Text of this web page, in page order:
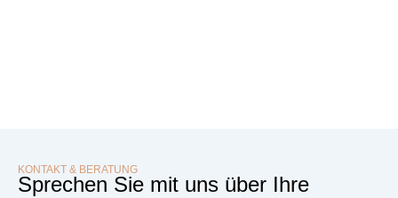
KONTAKT & BERATUNG
Sprechen Sie mit uns über Ihre